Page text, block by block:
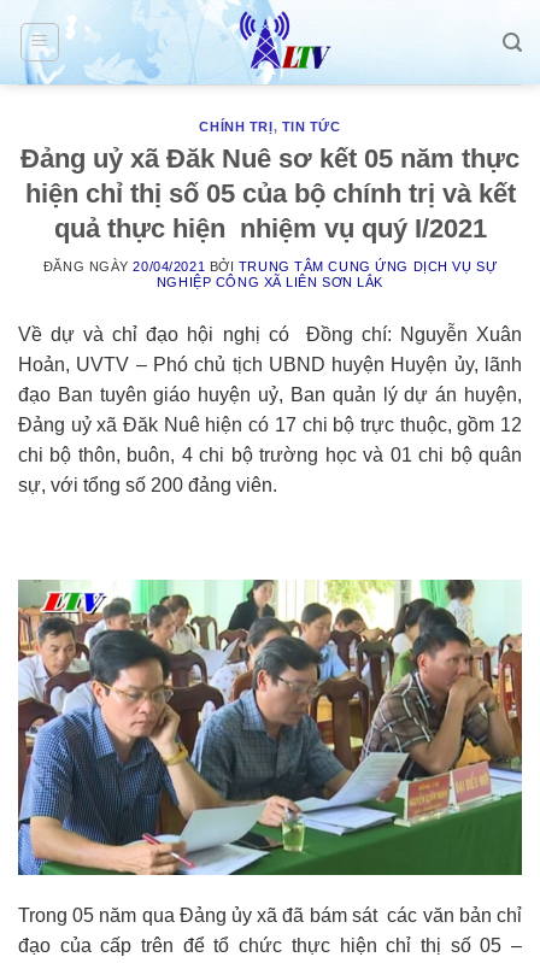
Skip
content
CHÍNH TRỊ, TIN TỨC
Đảng uỷ xã Đăk Nuê sơ kết 05 năm thực
hiện chỉ thị số 05 của bộ chính trị và kết
quả thực hiện nhiệm vụ quý I/2021
ĐĂNG NGÀY20/04/2021 BỞI TRUNG TÂM CUNG ỨNG DỊCH VỤ SỰ
NGHIỆP CÔNG XÃ LIÊN SƠN LẮK
Về dự và chỉ đạo hội nghị có Đồng chí: Nguyễn Xuân
Hoản, UVTV – Phó chủ tịch UBND huyện Huyện ủy, lãnh
đạo Ban tuyên giáo huyện uỷ, Ban quản lý dự án huyện,
Đảng uỷ xã Đăk Nuê hiện có 17 chi bộ trực thuộc, gồm 12
chi bộ thôn, buôn, 4 chi bộ trường học và 01 chi bộ quân
sự, với tổng số 200 đảng viên.
Trong 05 năm qua Đảng ủy xã đã bám sát các văn bản chỉ
đạo của cấp trên để tổ chức thực hiện chỉ thị số 05 –